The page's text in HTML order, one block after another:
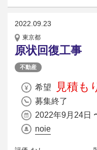
2022.09.23
東京都
原状回復工事
不動産
希望 見積も
募集終了
2022年9月24日
noie